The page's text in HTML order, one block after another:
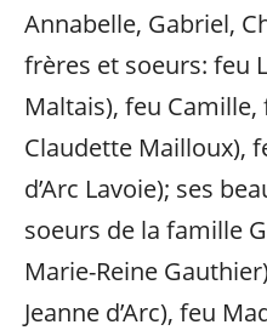
Annabelle, Gabriel,
frères et soeurs: feu
Maltais), feu Camille,
Claudette Mailloux),
d’Arc Lavoie); ses
soeurs de la famille
Marie-Reine
Jeanne d’Arc), feu